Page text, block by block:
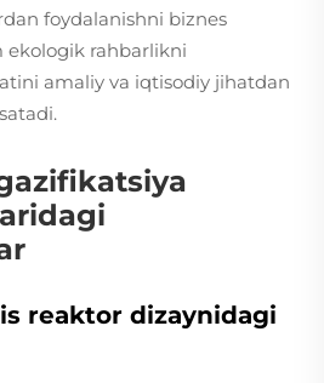
foydalanishni biznes
ekologik rahbarlikni
amaliy va iqtisodiy jihatdan
reaktor dizaynidagi